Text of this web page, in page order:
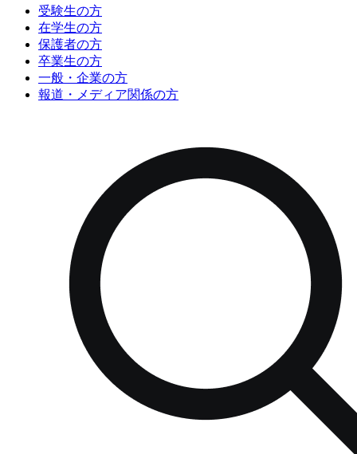
受験生の方
在学生の方
保護者の方
卒業生の方
一般・企業の方
報道・メディア関係の方